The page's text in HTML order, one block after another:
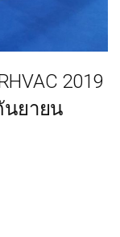
2019
นยายน